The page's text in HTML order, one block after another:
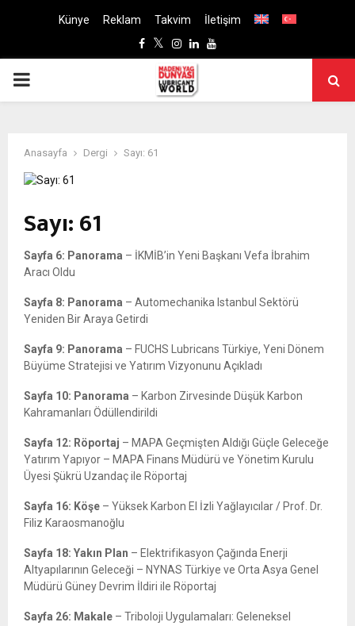
Künye Reklam Takvim
İletişim
Facebook
Twitter
Instagram
LinkedinYoutube
PRIMARY
Anasayfa Dergi Sayı: 61
Sayı: 61
Sayfa 6: Panorama – İKMİB’in Yeni Başkanı Vefa İbrahim
Aracı Oldu
Sayfa 8: Panorama – Automechanika Istanbul Sektörü
Yeniden Bir Araya Getirdi
Sayfa 9: Panorama – FUCHS Lubricans Türkiye, Yeni Dönem
Büyüme Stratejisi ve Yatırım Vizyonunu Açıkladı
Sayfa 10: Panorama – Karbon Zirvesinde Düşük Karbon
Kahramanları Ödüllendirildi
Sayfa 12: Röportaj – MAPA Geçmişten Aldığı Güçle Geleceğe
Yatırım Yapıyor – MAPA Finans Müdürü ve Yönetim Kurulu
Üyesi Şükrü Uzandaç ile Röportaj
Sayfa 16: Köşe – Yüksek Karbon El İzli Yağlayıcılar / Prof. Dr.
Filiz Karaosmanoğlu
Sayfa 18: Yakın Plan – Elektrifikasyon Çağında Enerji
Altyapılarının Geleceği – NYNAS Türkiye ve Orta Asya Genel
Müdürü Güney Devrim İldiri ile Röportaj
Sayfa 26: Makale – Triboloji Uygulamaları: Geleneksel